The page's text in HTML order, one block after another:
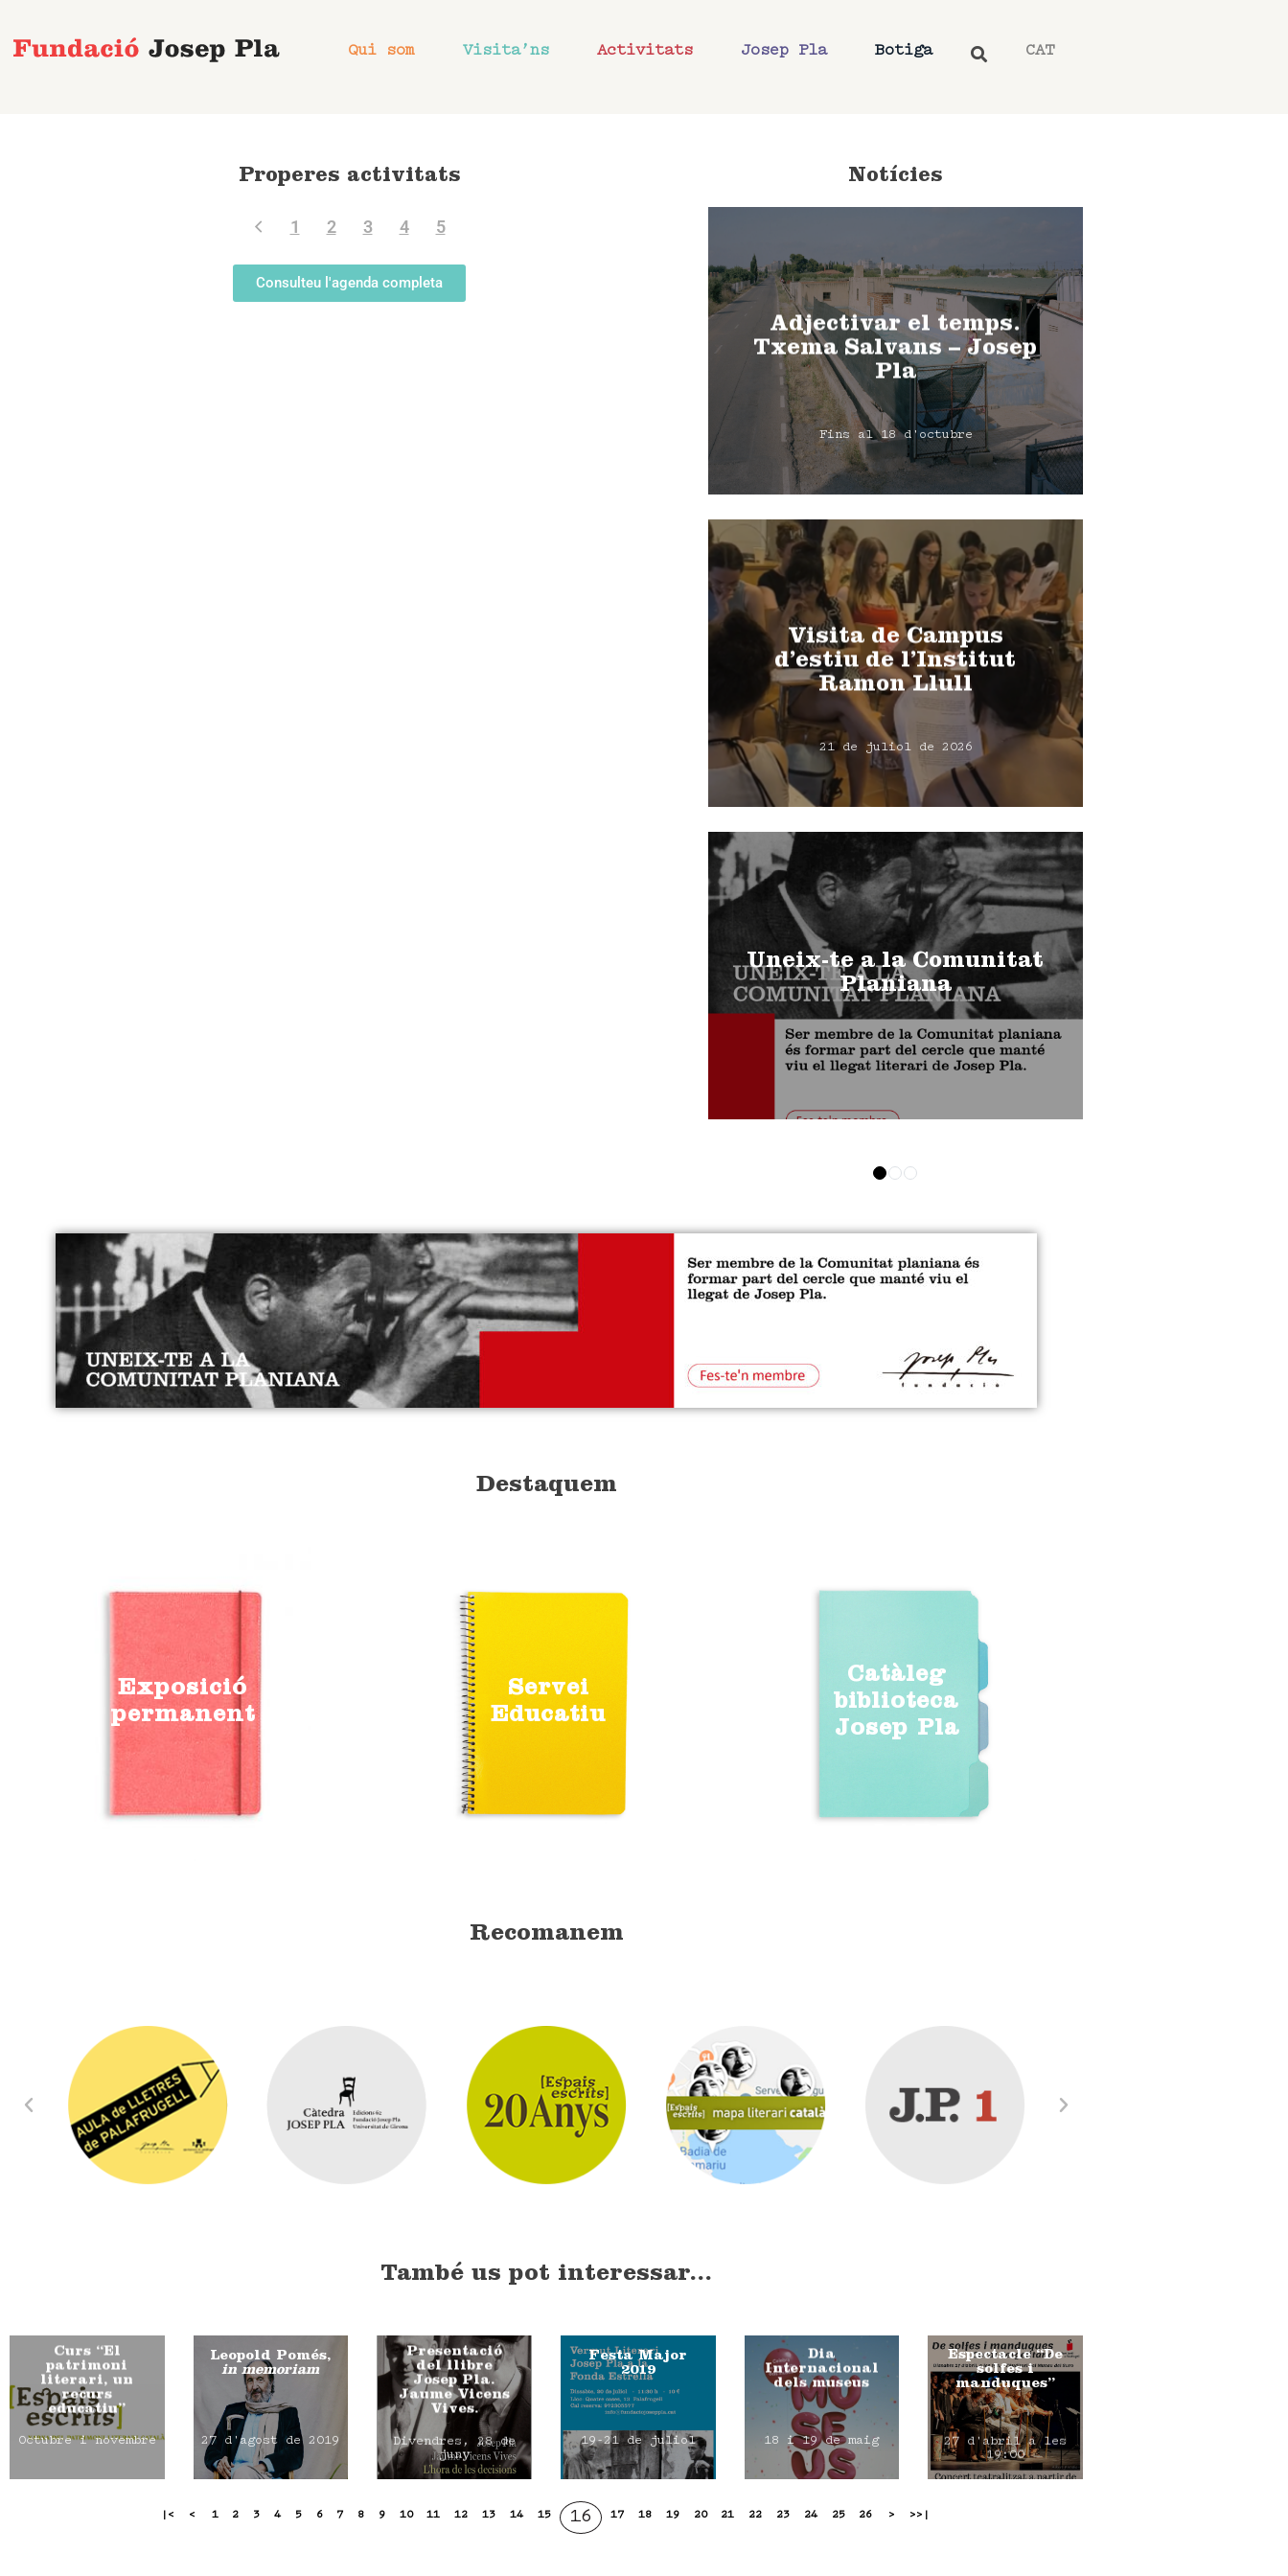
Qui som Visita’ns Activitats Josep Pla Botiga CAT
Properes activitats
1 2 3 4 5
Consulteu l'agenda completa
Notícies
Adjectivar el temps.
Txema Salvans – Josep
Pla
Fins al 18 d'octubre
Visita de Campus
d’estiu de l’Institut
Ramon Llull
21 de juliol de 2026
Uneix-te a la Comunitat
Planiana
Destaquem
Exposició
permanent
Servei
Educatiu
Catàleg
biblioteca
Josep Pla
Recomanem
També us pot interessar...
Curs “El
patrimoni
literari, un
recurs
educatiu”
Octubre i novembre
Leopold Pomés,
in memoriam
27 d'agost de 2019
Presentació
del llibre
Josep Pla.
Jaume Vicens
Vives.
Divendres, 28 de
juny
Festa Major
2019
19-21 de juliol
Dia
Internacional
dels museus
18 i 19 de maig
Espectacle “De
solfes i
manduques”
27 d'abril a les
19:00
|< < 1 2 3 4 5 6 7 8 9 10 11 12 13 14 15 16 17 18 19 20 21 22 23 24 25 26 > >>|